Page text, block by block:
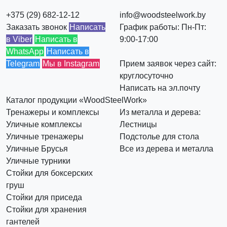
+375 (29) 682-12-12
Заказать звонок Написать
в Viber Написать в
WhatsApp Написать в
Telegram Мы в Instagram
info@woodsteelwork.by
График работы: Пн-Пт:
9:00-17:00
Прием заявок через сайт:
круглосуточно
Написать на эл.почту
Каталог продукции «WoodSteelWork»
Тренажеры и комплексы
Уличные комплексы
Уличные тренажеры
Уличные Брусья
Уличные турники
Стойки для боксерских
груш
Стойки для приседа
Стойки для хранения
гантелей
Из металла и дерева:
Лестницы
Подстолье для стола
Все из дерева и металла